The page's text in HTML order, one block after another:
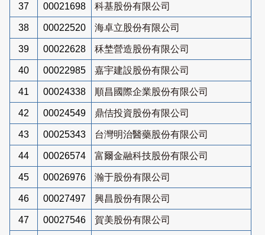
37 00021698 科基股份有限公司
38 00022520 海卓立股份有限公司
39 00022628 秝埜營造股份有限公司
40 00022985 嘉宇建設股份有限公司
41 00024338 順昌國際企業股份有限公司
42 00024549 鼎佶投資股份有限公司
43 00025343 台灣明治醫藥股份有限公司
44 00026574 富爾金融科技股份有限公司
45 00026976 瀚于股份有限公司
46 00027497 興昌股份有限公司
47 00027546 賀美股份有限公司